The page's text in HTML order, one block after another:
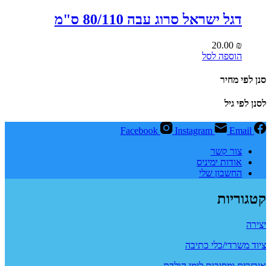
דגל ישראל סרוג עבה 80/110 ס"מ⁩
20.00 ₪
הוספה לסל
סנן לפי מחיר
לסנן לפי גיל
Facebook Instagram
Email
צור קשר
אודות ימיניס
החשבון שלי
קטגוריות
יצירה
ציוד משרדי/כלי כתיבה